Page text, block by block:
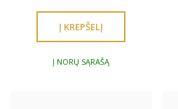
Į NORŲ SĄRAŠĄ